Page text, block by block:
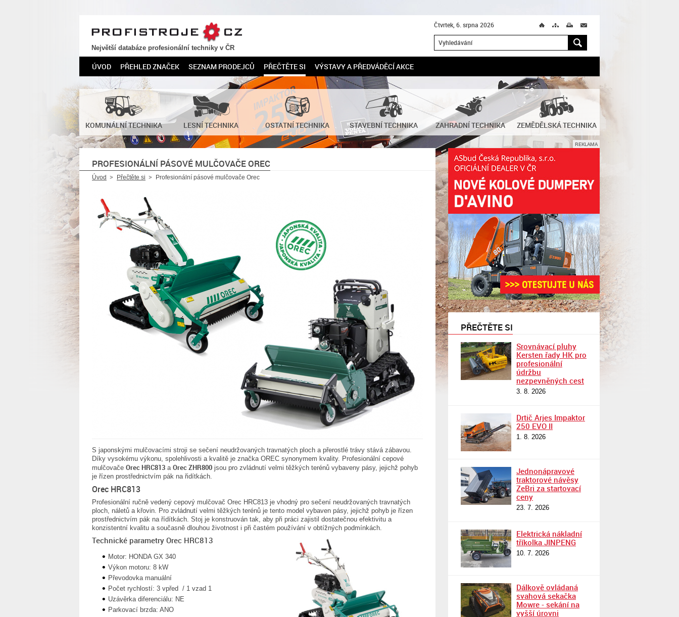
PROFISTROJE.CZ
Největší databáze profesionální techniky v ČR
Čtvrtek, 6. srpna 2026 Ú M T M
H
ÚVOD PŘEHLED ZNAČEK SEZNAM PRODEJCŮ PŘEČTĚTE SI VÝSTAVY A PŘEDVÁDĚCÍ AKCE
KOMUNÁLNÍ TECHNIKA LESNÍ TECHNIKA OSTATNÍ TECHNIKA STAVEBNÍ TECHNIKA ZAHRADNÍ TECHNIKA ZEMĚDĚLSKÁ TECHNIKA
PROFESIONÁLNÍ PÁSOVÉ MULČOVAČE OREC
Úvod Přečtěte si Profesionální pásové mulčovače Orec
S japonskými mulčovacími stroji se sečení neudržovaných travnatých ploch a přerostlé trávy stává zábavou.
Díky vysokému výkonu, spolehlivosti a kvalitě je značka OREC synonymem kvality. Profesionální cepové
mulčovače Orec HRC813 a Orec ZHR800 jsou pro zvládnutí velmi těžkých terénů vybaveny pásy, jejichž pohyb
je řízen prostřednictvím pák na řidítkách.
Orec HRC813
Profesionální ručně vedený cepový mulčovač Orec HRC813 je vhodný pro sečení neudržovaných travnatých
ploch, náletů a křovin. Pro zvládnutí velmi těžkých terénů je tento model vybaven pásy, jejichž pohyb je řízen
prostřednictvím pák na řídítkách. Stoj je konstruován tak, aby při práci zajistil dostatečnou efektivitu a
konzistentní kvalitu a současně dlouhou životnost i při častém používání v obtížných podmínkách.
Technické parametry Orec HRC813
Motor: HONDA GX 340
Výkon motoru: 8 kW
Převodovka manuální
Počet rychlostí: 3 vpřed / 1 vzad 1
Uzávěrka diferenciálu: NE
Parkovací brzda: ANO
REKLAMA
PŘEČTĚTE SI
Srovnávací pluhy
Kersten řady HK pro
profesionální
údržbu
nezpevněných cest
3. 8. 2026
Drtič Arjes Impaktor
250 EVO II
1. 8. 2026
Jednonápravové
traktorové návěsy
ZeBri za startovací
ceny
23. 7. 2026
Elektrická nákladní
tříkolka JINPENG
10. 7. 2026
Dálkově ovládaná
svahová sekačka
Mowre - sekání na
vyšší úrovni